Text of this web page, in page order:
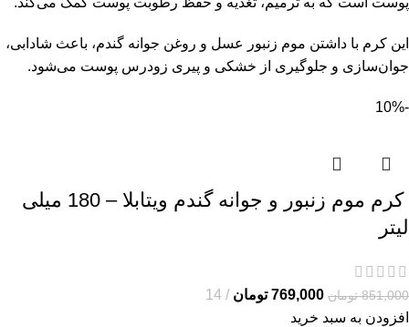
این کرم با داشتن موم زنبور عسل و روغن جوانه گندم، باعث شادابی،
جوان‌سازی و جلوگیری از خشکی و پیری زودرس پوست می‌شود.
-10%
کرم موم زنبور و جوانه گندم ویتابلا – 180 میلی
لیتر
851,000 تومان 769,000 تومان
14
افزودن به سبد خرید